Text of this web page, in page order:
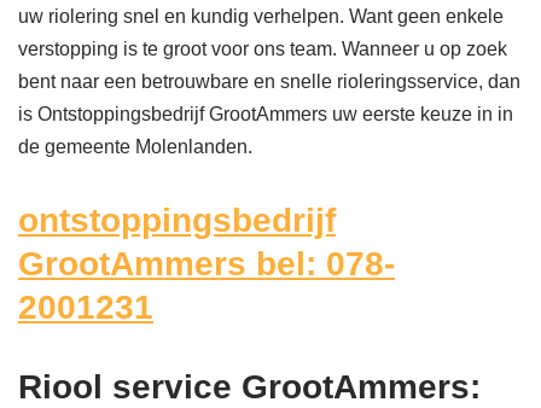
uw riolering snel en kundig verhelpen. Want geen enkele
verstopping is te groot voor ons team. Wanneer u op zoek
bent naar een betrouwbare en snelle rioleringsservice, dan
is Ontstoppingsbedrijf GrootAmmers uw eerste keuze in in
de gemeente Molenlanden.
ontstoppingsbedrijf
GrootAmmers bel: 078-
2001231
Riool service GrootAmmers: